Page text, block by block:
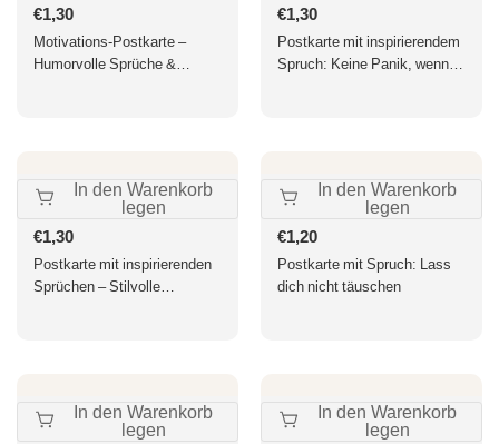
Normaler
Preis
€1,30
Motivations-Postkarte –
Humorvolle Sprüche &
Normaler
Preis
€1,30
Postkarte mit inspirierendem
Spruch: Keine Panik, wenn
In den Warenkorb
legen
Normaler
Preis
€1,30
Postkarte mit inspirierenden
Sprüchen – Stilvolle
In den Warenkorb
legen
Normaler
Preis
€1,20
Postkarte mit Spruch: Lass
dich nicht täuschen
In den Warenkorb
legen
In den Warenkorb
legen